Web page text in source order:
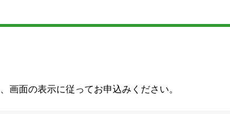
画面の表示に従ってお申込みください。